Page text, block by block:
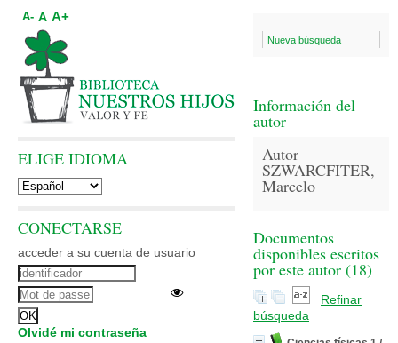
Nueva búsqueda
Información del
autor
Autor
SZWARCFITER,
Marcelo
Documentos
disponibles escritos
por este autor (18)
Refinar
búsqueda
A- A A+
ELIGE IDIOMA
CONECTARSE
acceder a su cuenta de usuario
Olvidé mi contraseña